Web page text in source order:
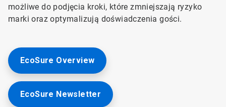
możliwe do podjęcia kroki, które zmniejszają ryzyko
marki oraz optymalizują doświadczenia gości.
EcoSure Overview
EcoSure Newsletter